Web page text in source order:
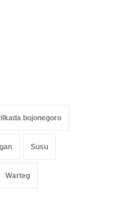
bojonegoro
Susu
Warteg